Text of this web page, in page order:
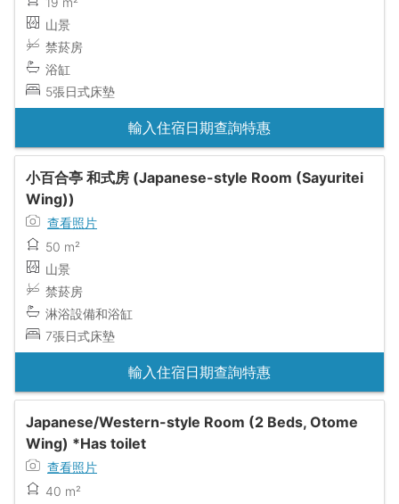
山景
禁菸房
浴缸
5張日式床墊
輸入住宿日期查詢特惠
小百合亭 和式房 (Japanese-style Room (Sayuritei
Wing))
查看照片
50 m²
山景
禁菸房
淋浴設備和浴缸
7張日式床墊
輸入住宿日期查詢特惠
Japanese/Western-style Room (2 Beds, Otome
Wing) *Has toilet
查看照片
40 m²